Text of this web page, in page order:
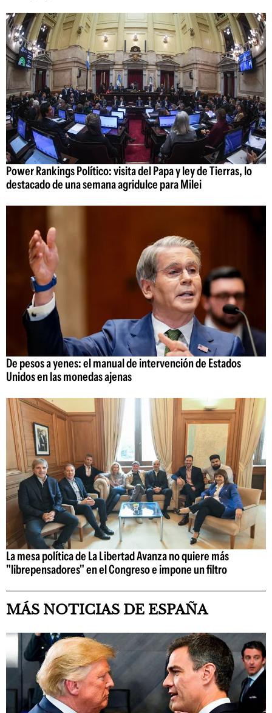
Power Rankings Político: visita del Papa y ley de Tierras, lo
destacado de una semana agridulce para Milei
De pesos a yenes: el manual de intervención de Estados
Unidos en las monedas ajenas
La mesa política de La Libertad Avanza no quiere más
"librepensadores" en el Congreso e impone un filtro
MÁS NOTICIAS DE ESPAÑA